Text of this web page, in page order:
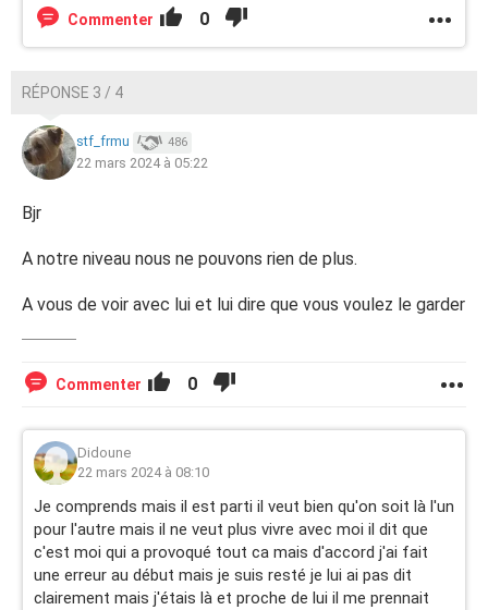
Commenter 0
RÉPONSE 3 / 4
stf_frmu 486
22 mars 2024 à 05:22
Bjr
A notre niveau nous ne pouvons rien de plus.
A vous de voir avec lui et lui dire que vous voulez le garder
Commenter 0
Didoune
22 mars 2024 à 08:10
Je comprends mais il est parti il veut bien qu'on soit là l'un
pour l'autre mais il ne veut plus vivre avec moi il dit que
c'est moi qui a provoqué tout ca mais d'accord j'ai fait
une erreur au début mais je suis resté je lui ai pas dit
clairement mais j'étais là et proche de lui il me prennait